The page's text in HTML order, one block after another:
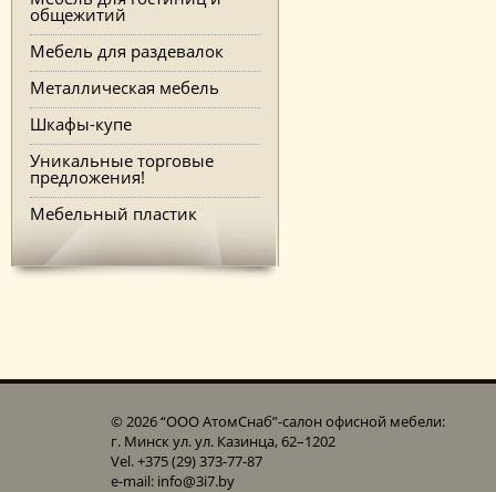
общежитий
Мебель для раздевалок
Металлическая мебель
Шкафы-купе
Уникальные торговые
предложения!
Мебельный пластик
© 2026 “ООО АтомСнаб”-cалон офисной мебели:
г. Минск ул. ул. Казинца, 62–1202
Vel. +375 (29) 373-77-87
e-mail: info@3i7.by